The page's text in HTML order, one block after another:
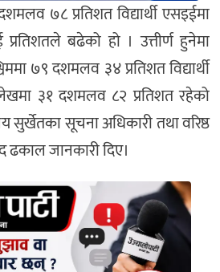
७८ प्रतिशत विद्यार्थी एसइईमा
प्रतिशतले बढेको हो । उत्तीर्ण हुनेमा
७९ दशमलव ३४ प्रतिशत विद्यार्थी
३१ दशमलव ८२ प्रतिशत रहेको
सुर्खेतका सूचना अधिकारी तथा वरिष्ठ
ढकाल जानकारी दिए।